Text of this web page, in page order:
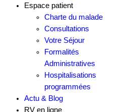
Espace patient
Charte du malade
Consultations
Votre Séjour
Formalités
Administratives
Hospitalisations
programmées
Actu & Blog
RV en ligne